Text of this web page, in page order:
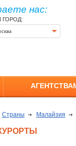
нас:
ГОРОД:
Страны Малайзия